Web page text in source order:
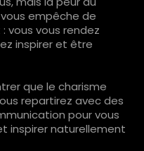
empêche de
vous vous rendez
inspirer et être
que le charisme
repartirez avec des
pour vous
inspirer naturellement